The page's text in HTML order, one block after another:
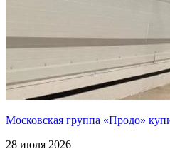
Московская группа «Продо»
28 июля 2026